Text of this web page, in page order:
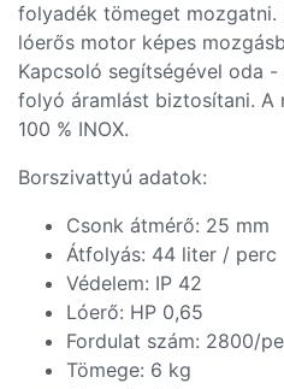
folyadék tömeget mozgatni.
lóerős motor képes
Kapcsoló segítségével oda -
folyó áramlást biztosítani. A
100 % INOX.
Borszivattyú adatok:
Csonk átmérő: 25 mm
Átfolyás: 44 liter / perc
Védelem: IP 42
Lóerő: HP 0,65
Fordulat szám: 2800/
Tömege: 6 kg